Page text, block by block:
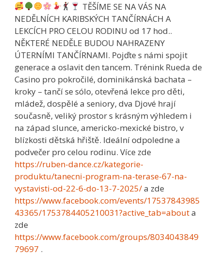
TĚŠÍME SE NA VÁS NA
NEDĚLNÍCH KARIBSKÝCH TANČÍRNÁCH A
LEKCÍCH PRO CELOU RODINU od 17 hod..
NĚKTERÉ NEDĚLE BUDOU NAHRAZENY
ÚTERNÍMI TANČÍRNAMI. Pojďte s námi spojit
generace a oslavit den tancem. Trénink Rueda de
Casino pro pokročilé, dominikánská bachata –
kroky – tančí se sólo, otevřená lekce pro děti,
mládež, dospělé a seniory, dva Djové hrají
současně, veliký prostor s krásným výhledem i
na západ slunce, americko-mexické bistro, v
blízkosti dětská hřiště. Ideální odpoledne a
podvečer pro celou rodinu. Více zde
https://ruben-dance.cz/kategorie-
produktu/tanecni-program-na-terase-67-na-
vystavisti-od-22-6-do-13-7-2025/a zde
https://www.facebook.com/events/17537843985
43365/1753784405210031?active_tab=abouta
zde
https://www.facebook.com/groups/8034043849
79697 .